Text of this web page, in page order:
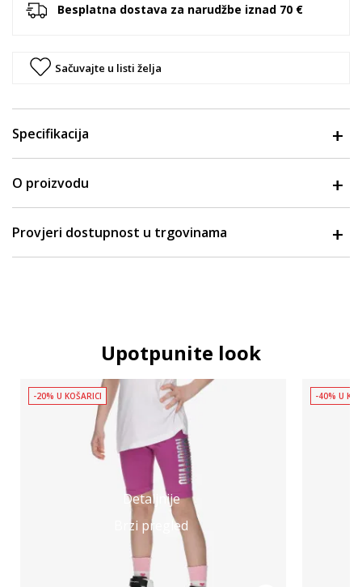
Besplatna dostava za narudžbe iznad 70 €
Sačuvajte u listi želja
Specifikacija
O proizvodu
Provjeri dostupnost u trgovinama
Upotpunite look
Detaljnije
Brzi pregled
-20% U KOŠARICI -40% U